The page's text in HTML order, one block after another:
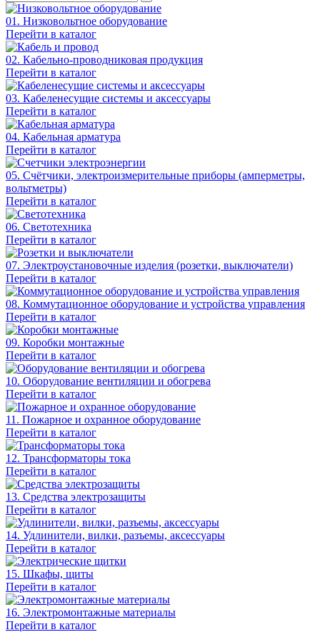
01. Низковольтное оборудование
Перейти в каталог
02. Кабельно-проводниковая продукция
Перейти в каталог
03. Кабеленесущие системы и аксессуары
Перейти в каталог
04. Кабельная арматура
Перейти в каталог
05. Счётчики, электроизмерительные приборы (амперметры,
вольтметры)
Перейти в каталог
06. Светотехника
Перейти в каталог
07. Электроустановочные изделия (розетки, выключатели)
Перейти в каталог
08. Коммутационное оборудование и устройства управления
Перейти в каталог
09. Коробки монтажные
Перейти в каталог
10. Оборудование вентиляции и обогрева
Перейти в каталог
11. Пожарное и охранное оборудование
Перейти в каталог
12. Трансформаторы тока
Перейти в каталог
13. Средства электрозащиты
Перейти в каталог
14. Удлинители, вилки, разъемы, аксессуары
Перейти в каталог
15. Шкафы, щиты
Перейти в каталог
16. Электромонтажные материалы
Перейти в каталог